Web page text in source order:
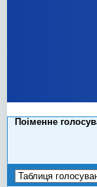
Поіменне